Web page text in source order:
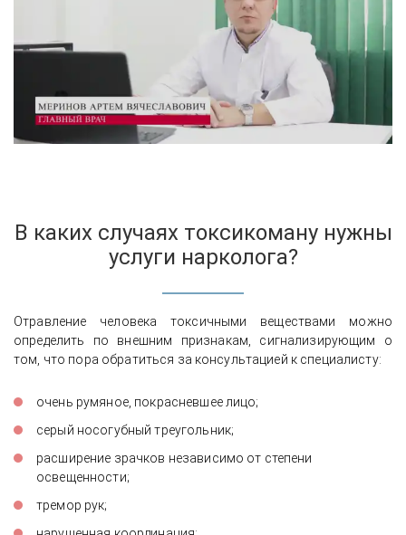
В каких случаях токсикоману нужны
услуги нарколога?
Отравление человека токсичными веществами можно
определить по внешним признакам, сигнализирующим о
том, что пора обратиться за консультацией к специалисту:
очень румяное, покрасневшее лицо;
серый носогубный треугольник;
расширение зрачков независимо от степени
освещенности;
тремор рук;